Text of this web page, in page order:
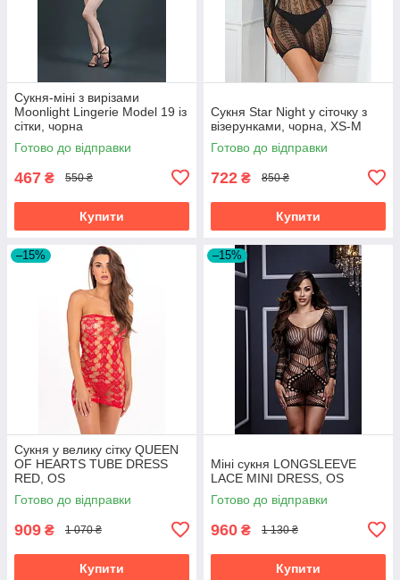
Сукня-міні з вирізами
Moonlight Lingerie Model 19 із
сітки, чорна
Готово до відправки
467 ₴ 550 ₴
Купити
Сукня Star Night у сіточку з
візерунками, чорна, XS-M
Готово до відправки
722 ₴ 850 ₴
Купити
–15%
Сукня у велику сітку QUEEN
OF HEARTS TUBE DRESS
RED, OS
Готово до відправки
909 ₴ 1 070 ₴
Купити
–15%
Міні сукня LONGSLEEVE
LACE MINI DRESS, OS
Готово до відправки
960 ₴ 1 130 ₴
Купити